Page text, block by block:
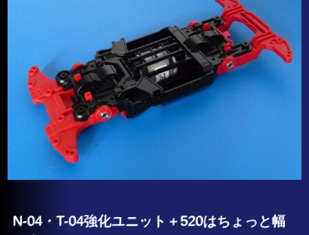
N-04・T-04強化ユニット＋520はちょっと幅